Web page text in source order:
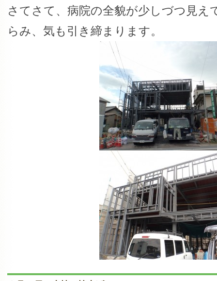
さてさて、病院の全貌が少しづつ見え
らみ、気も引き締まります。